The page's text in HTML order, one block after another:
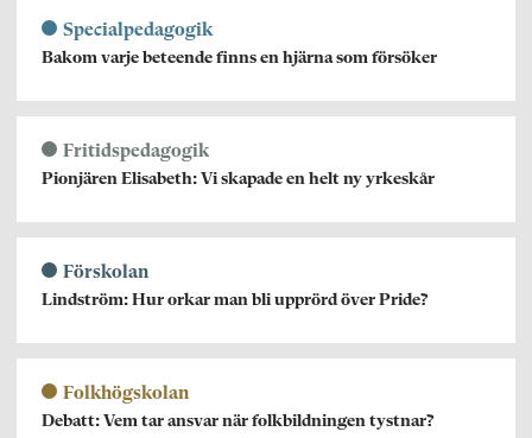
Specialpedagogik
Bakom varje beteende finns en hjärna som försöker
Fritidspedagogik
Pionjären Elisabeth: Vi skapade en helt ny yrkeskår
Förskolan
Lindström: Hur orkar man bli upprörd över Pride?
Folkhögskolan
Debatt: Vem tar ansvar när folkbildningen tystnar?